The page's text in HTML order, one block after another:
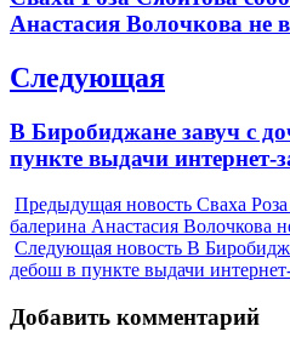
записям
post:
Анастасия Волочкова не
Следующая
Next
В Биробиджане завуч с
пункте выдачи интернет-
Предыдущая новость Сваха
балерина Анастасия Волочкова
Следующая новость В
дебош в пункте выдачи интернет-
Добавить комментарий